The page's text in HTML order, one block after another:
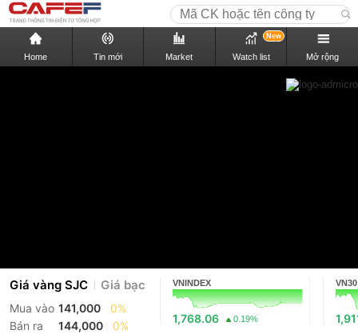
Home Tin mới Market Watch list
New
Mở rộng
Giá vàng SJC Giá bạc
Mua vào 141,000
0%
Bán ra
144,000 0%
VNINDEX
1,768.06 0.19%
VN30